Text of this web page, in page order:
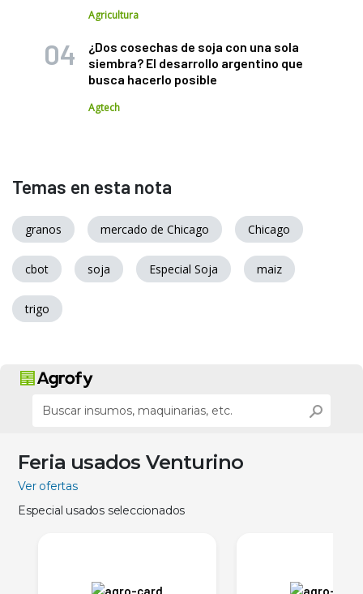
Agricultura
¿Dos cosechas de soja con una sola
siembra? El desarrollo argentino que
busca hacerlo posible
Agtech
Temas en esta nota
granos mercado de Chicago Chicago
cbot soja Especial Soja maiz
trigo
Feria usados Venturino
Ver ofertas
Especial usados seleccionados